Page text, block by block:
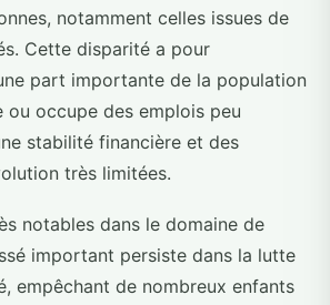
notamment celles issues de
Cette disparité a pour
part importante de la population
ou occupe des emplois peu
stabilité financière et des
très limitées.
notables dans le domaine de
important persiste dans la lutte
empêchant de nombreux enfants